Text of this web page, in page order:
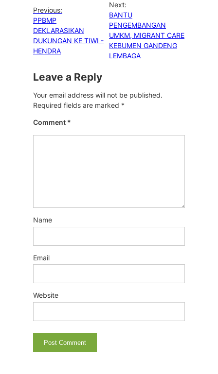
Previous:
PPBMP
DEKLARASIKAN
DUKUNGAN KE TIWI -
HENDRA
Next:
BANTU
PENGEMBANGAN
UMKM, MIGRANT CARE
KEBUMEN GANDENG
LEMBAGA
Leave a Reply
Your email address will not be published.
Required fields are marked *
Comment *
Name
Email
Website